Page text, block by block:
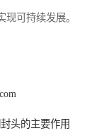
可持续发展。
头的主要作用